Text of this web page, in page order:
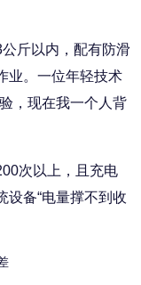
斤以内，配有防滑
业。一位年轻技术
，现在我一个人背
次以上，且充电
设备“电量撑不到收